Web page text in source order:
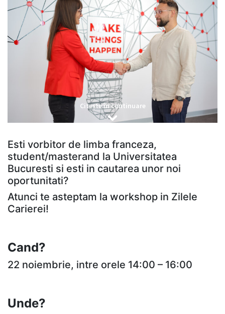
Citește în continuare
Esti vorbitor de limba franceza,
student/masterand la Universitatea
Bucuresti si esti in cautarea unor noi
oportunitati?
Atunci te asteptam la workshop in Zilele
Carierei!
Cand?
22 noiembrie, intre orele 14:00 – 16:00
Unde?